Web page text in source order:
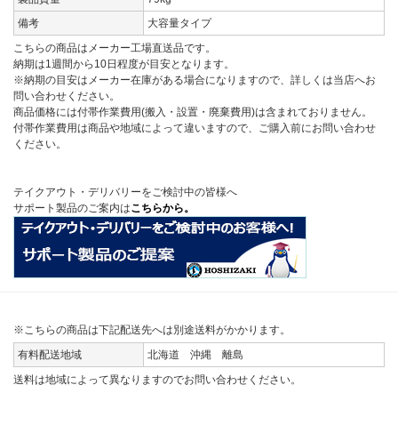
備考
大容量タイプ
こちらの商品はメーカー工場直送品です。
納期は1週間から10日程度が目安となります。
※納期の目安はメーカー在庫がある場合になりますので、詳しくは当店へお
問い合わせください。
商品価格には付帯作業費用(搬入・設置・廃棄費用)は含まれておりません。
付帯作業費用は商品や地域によって違いますので、ご購入前にお問い合わせ
ください。
テイクアウト・デリバリーをご検討中の皆様へ
サポート製品のご案内はこちらから。
※こちらの商品は下記配送先へは別途送料がかかります。
有料配送地域
北海道 沖縄 離島
送料は地域によって異なりますのでお問い合わせください。